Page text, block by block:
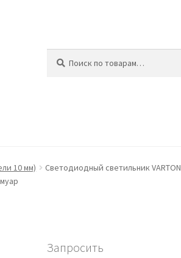
10 мм)
Светодиодный светильник VARTON
Запросить